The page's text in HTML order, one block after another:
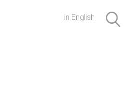
in English